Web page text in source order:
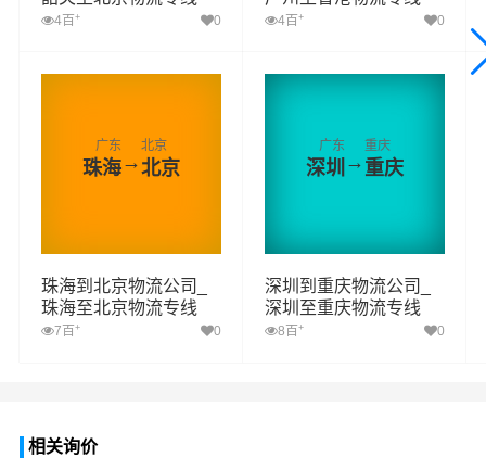
4百 + 0 4百 + 0
广东
珠海→
北京
北京
珠海到北京物流公司_
珠海至北京物流专线
7百 + 0
广东
深圳→
重庆
重庆
深圳到重庆物流公司_
深圳至重庆物流专线
8百 + 0
相关询价